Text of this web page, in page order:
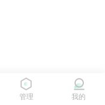
管理 我的